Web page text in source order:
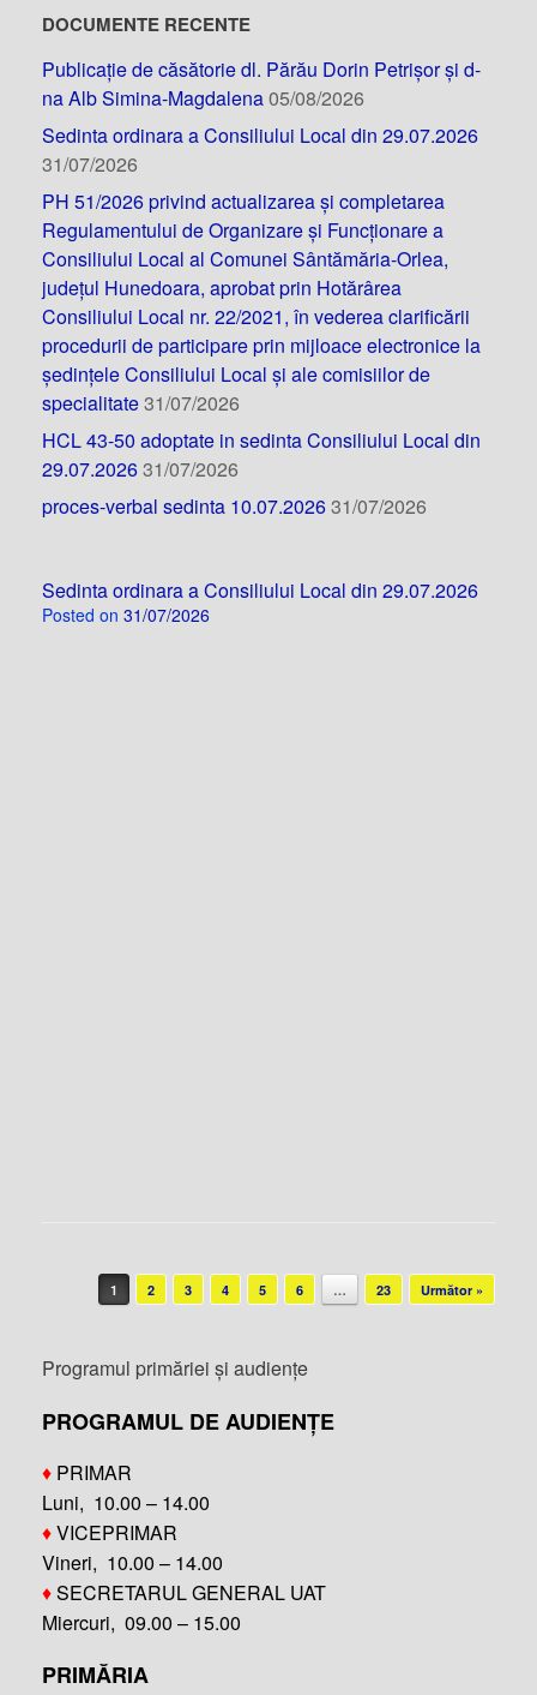
DOCUMENTE RECENTE
Publicație de căsătorie dl. Părău Dorin Petrișor și d-
na Alb Simina-Magdalena05/08/2026
Sedinta ordinara a Consiliului Local din 29.07.2026
31/07/2026
PH 51/2026 privind actualizarea și completarea
Regulamentului de Organizare și Funcționare a
Consiliului Local al Comunei Sântămăria-Orlea,
județul Hunedoara, aprobat prin Hotărârea
Consiliului Local nr. 22/2021, în vederea clarificării
procedurii de participare prin mijloace electronice la
ședințele Consiliului Local și ale comisiilor de
specialitate31/07/2026
HCL 43-50 adoptate in sedinta Consiliului Local din
29.07.202631/07/2026
proces-verbal sedinta 10.07.202631/07/2026
Sedinta ordinara a Consiliului Local din 29.07.2026
Posted on 31/07/2026
Post navigation
1 2 3 4 5 6 … 23 Următor »
Programul primăriei și audiențe
PROGRAMUL DE AUDIENȚE
♦ PRIMAR
Luni, 10.00 – 14.00
♦VICEPRIMAR
Vineri, 10.00 – 14.00
♦SECRETARUL GENERAL UAT
Miercuri, 09.00 – 15.00
PRIMĂRIA